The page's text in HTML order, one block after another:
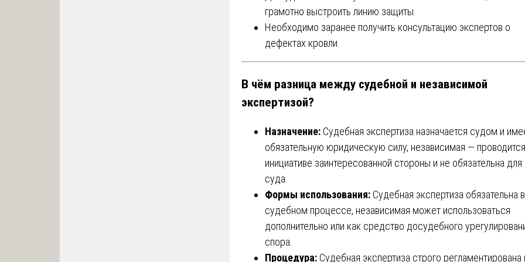
грамотно выстроить линию защиты.
Необходимо заранее получить консультацию экспертов о
дефектах кровли.
В чём разница между судебной и независимой
экспертизой?
Назначение: Судебная экспертиза назначается судом и
обязательную юридическую силу, независимая —
инициативе заинтересованной стороны и не обязательна для
суда.
Формы использования: Судебная экспертиза обязательна в
судебном процессе, независимая может использоваться
дополнительно или как средство досудебного
спора.
Процедура: Судебная экспертиза строго регламентирована